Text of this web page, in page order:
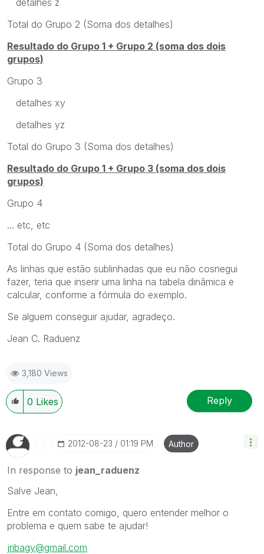
Total do Grupo 2 (Soma dos detalhes)
Resultado do Grupo 1 + Grupo 2 (soma dos dois
grupos)
Grupo 3
detalhes xy
detalhes yz
Total do Grupo 3 (Soma dos detalhes)
Resultado do Grupo 1 + Grupo 3 (soma dos dois
grupos)
Grupo 4
... etc, etc
Total do Grupo 4 (Soma dos detalhes)
As linhas que estão sublinhadas que eu não cosnegui
fazer, teria que inserir uma linha na tabela dinâmica e
calcular, conforme a fórmula do exemplo.
Se alguem conseguir ajudar, agradeço.
Jean C. Raduenz
3,180 Views
0 Likes Reply
‎2012-08-23 01:19 PM Author
In response to jean_raduenz
Salve Jean,
Entre em contato comigo, quero entender melhor o
problema e quem sabe te ajudar!
jribagy@gmail.com